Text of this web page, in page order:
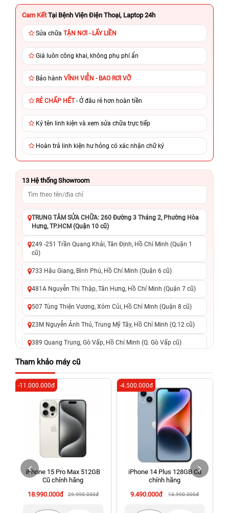
Cam Kết Tại Bệnh Viện Điện Thoại, Laptop 24h
Sửa chữa TẬN NƠI - LẤY LIỀN
Giá luôn công khai, không phụ phí ẩn
Bảo hành VĨNH VIỄN - BAO RƠI VỠ
RẺ CHẤP HẾT- Ở đâu rẻ hơn hoàn tiền
Ký tên linh kiện và xem sửa chữa trực tiếp
Hoàn trả linh kiện hư hỏng có xác nhận chữ ký
13 Hệ thống Showroom
TRUNG TÂM SỬA CHỮA: 260 Đường 3 Tháng 2, Phường Hòa
Hưng, TP.HCM (Quận 10 cũ)
249 -251 Trần Quang Khải, Tân Định, Hồ Chí Minh (Quận 1
cũ)
733 Hậu Giang, Bình Phú, Hồ Chí Minh (Quận 6 cũ)
481A Nguyễn Thị Thập, Tân Hưng, Hồ Chí Minh (Quận 7 cũ)
507 Tùng Thiện Vương, Xóm Củi, Hồ Chí Minh (Quận 8 cũ)
23M Nguyễn Ảnh Thủ, Trung Mỹ Tây, Hồ Chí Minh (Q.12 cũ)
389 Quang Trung, Gò Vấp, Hồ Chí Minh (Q. Gò Vấp cũ)
625 - 625A Âu Cơ, Tân Phú, Hồ Chí Minh (Quận Tân Phú cũ)
326 Lê Văn Việt, Tăng Nhơn Phú, Hồ Chí Minh (Q.9 TP. Thủ
Đức cũ)
256 Võ Văn Ngân, Thủ Đức, Hồ Chí Minh (Bình Thọ, TP. Thủ
Đức Cũ)
70 Nguyễn An Ninh, Dĩ An, Hồ Chí Minh (Bình Dương Cũ)
24h Vũng Tàu: 162A Ba Cu, Vũng Tàu, Hồ Chí Minh (TP. Vũng
Tàu cũ)
198 Hoàng Văn Thụ, Tân Sơn Nhất, Hồ Chí Minh (Tân Bình
Tham khảo máy cũ
iPhone 15 Pro Max 512GB
Cũ chính hãng
18.990.000đ
29.990.000đ
-11.000.000đ
iPhone 14 Plus 128GB Cũ
chính hãng
9.490.000đ
13.990.000đ
-4.500.000đ